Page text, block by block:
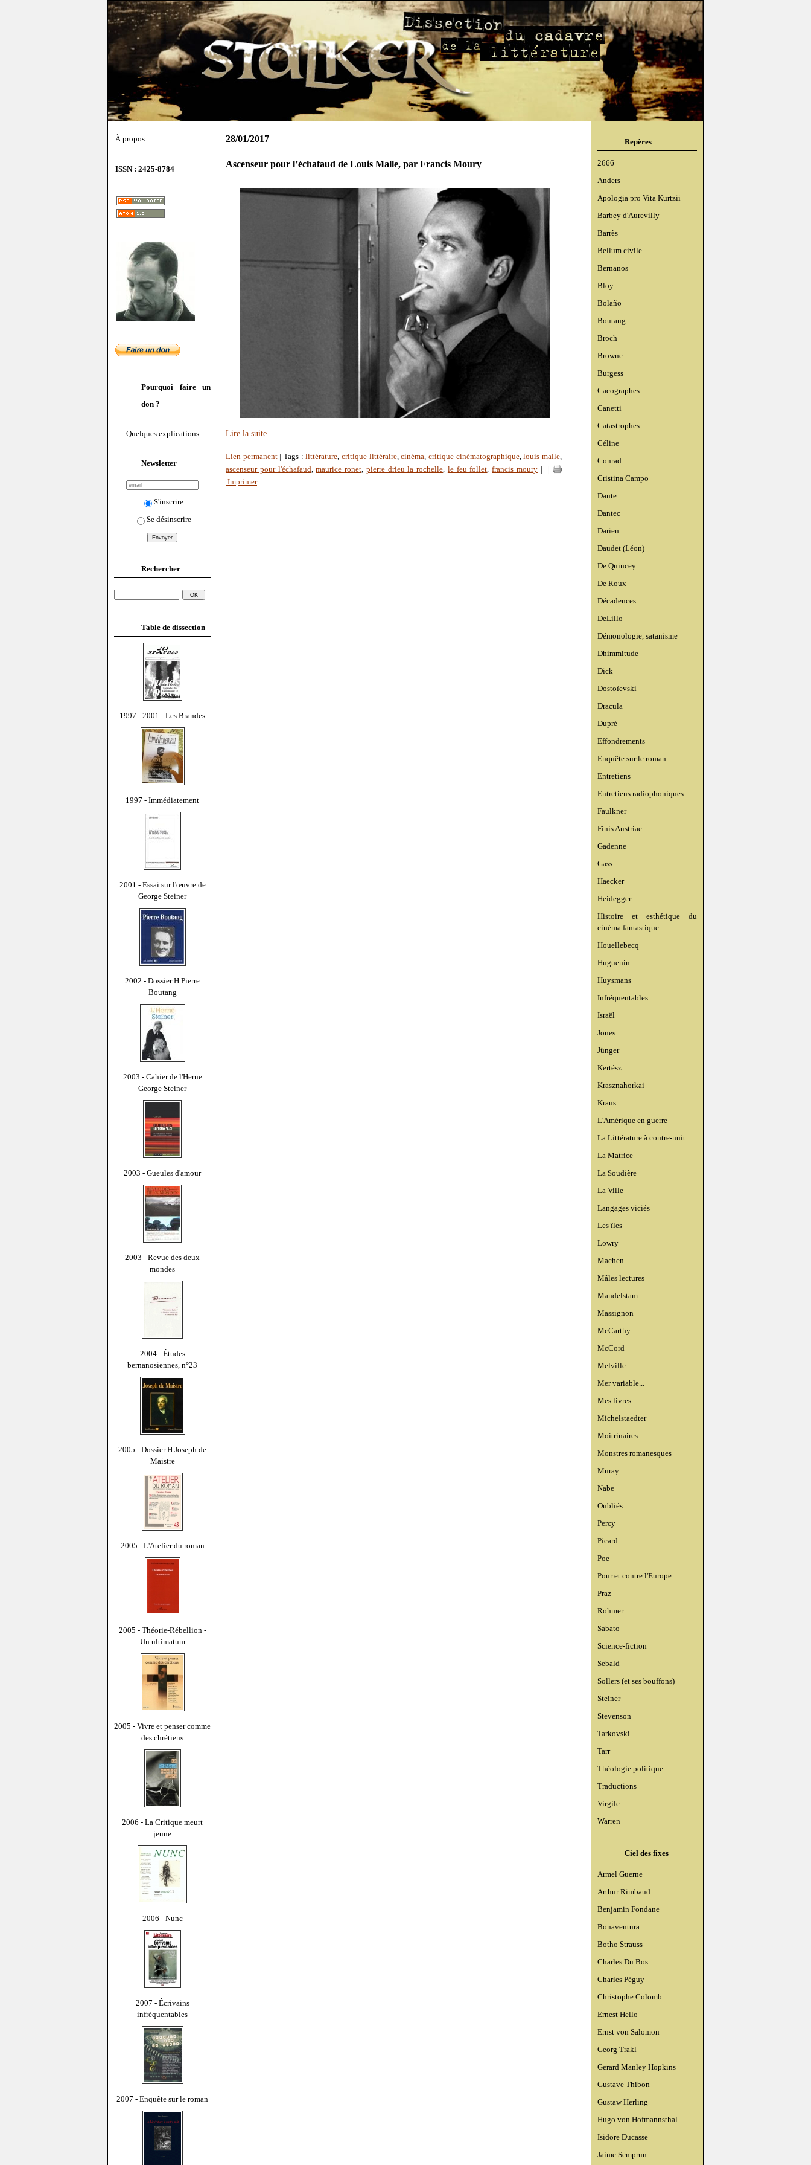
À propos
ISSN : 2425-8784
Pourquoi faire un
don ?
Quelques explications
Newsletter
S'inscrire
Se désinscrire
Rechercher
Table de dissection
1997 - 2001 - Les Brandes
1997 - Immédiatement
2001 - Essai sur l'œuvre de
George Steiner
2002 - Dossier H Pierre
Boutang
2003 - Cahier de l'Herne
George Steiner
2003 - Gueules d'amour
2003 - Revue des deux
mondes
2004 - Études
bernanosiennes, n°23
2005 - Dossier H Joseph de
Maistre
2005 - L'Atelier du roman
2005 - Théorie-Rébellion -
Un ultimatum
2005 - Vivre et penser comme
des chrétiens
2006 - La Critique meurt
jeune
2006 - Nunc
2007 - Écrivains
infréquentables
2007 - Enquête sur le roman
Repères
2666
Anders
Apologia pro Vita Kurtzii
Barbey d'Aurevilly
Barrès
Bellum civile
Bernanos
Bloy
Bolaño
Boutang
Broch
Browne
Burgess
Cacographes
Canetti
Catastrophes
Céline
Conrad
Cristina Campo
Dante
Dantec
Darien
Daudet (Léon)
De Quincey
De Roux
Décadences
DeLillo
Démonologie, satanisme
Dhimmitude
Dick
Dostoïevski
Dracula
Dupré
Effondrements
Enquête sur le roman
Entretiens
Entretiens radiophoniques
Faulkner
Finis Austriae
Gadenne
Gass
Haecker
Heidegger
Histoire et esthétique du
cinéma fantastique
Houellebecq
Huguenin
Huysmans
Infréquentables
Israël
Jones
Jünger
Kertész
Krasznahorkai
Kraus
L'Amérique en guerre
La Littérature à contre-nuit
La Matrice
La Soudière
La Ville
Langages viciés
Les îles
Lowry
Machen
Mâles lectures
Mandelstam
Massignon
McCarthy
McCord
Melville
Mer variable...
Mes livres
Michelstaedter
Moitrinaires
Monstres romanesques
Muray
Nabe
Oubliés
Percy
Picard
Poe
Pour et contre l'Europe
Praz
Rohmer
Sabato
Science-fiction
Sebald
Sollers (et ses bouffons)
Steiner
Stevenson
Tarkovski
Tarr
Théologie politique
Traductions
Virgile
Warren
Ciel des fixes
Armel Guerne
Arthur Rimbaud
Benjamin Fondane
Bonaventura
Botho Strauss
Charles Du Bos
Charles Péguy
Christophe Colomb
Ernest Hello
Ernst von Salomon
Georg Trakl
Gerard Manley Hopkins
Gustave Thibon
Gustaw Herling
Hugo von Hofmannsthal
Isidore Ducasse
Jaime Semprun
28/01/2017
Ascenseur pour l’échafaud de Louis Malle, par Francis Moury
Lire la suite
Lien permanent| Tags :littérature, critique littéraire,cinéma, critique cinématographique,louis malle,
ascenseur pour l'échafaud,maurice ronet, pierre drieu la rochelle, le feu follet,francis moury|
Imprimer